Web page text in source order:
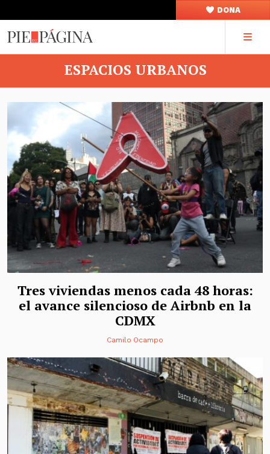
DONA
ESPACIOS URBANOS
Tres viviendas menos cada 48 horas:
el avance silencioso de Airbnb en la
CDMX
Camilo Ocampo